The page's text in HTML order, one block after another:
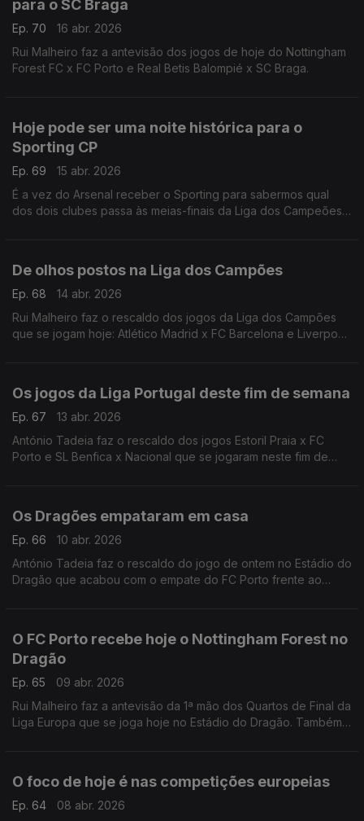
para o SC Braga
Ep. 70
16 abr. 2026
Rui Malheiro faz a antevisão dos jogos de hoje do Nottingham
Forest FC x FC Porto e Real Betis Balompié x SC Braga.
Hoje pode ser uma noite histórica para o
Sporting CP
Ep. 69
15 abr. 2026
É a vez do Arsenal receber o Sporting para sabermos qual
dos dois clubes passa às meias-finais da Liga dos Campeões.
De olhos postos na Liga dos Campões
Ep. 68
14 abr. 2026
Rui Malheiro faz o rescaldo dos jogos da Liga dos Campões
que se jogam hoje: Atlético Madrid x FC Barcelona e Liverpool
Os jogos da Liga Portugal deste fim de semana
Ep. 67
13 abr. 2026
António Tadeia faz o rescaldo dos jogos Estoril Praia x FC
Porto e SL Benfica x Nacional que se jogaram neste fim de
Os Dragões empataram em casa
Ep. 66
10 abr. 2026
António Tadeia faz o rescaldo do jogo de ontem no Estádio do
Dragão que acabou com o empate do FC Porto frente ao
O FC Porto recebe hoje o Nottingham Forest no
Dragão
Ep. 65
09 abr. 2026
Rui Malheiro faz a antevisão da 1ª mão dos Quartos de Final da
Liga Europa que se joga hoje no Estádio do Dragão. Também
O foco de hoje é nas competições europeias
Ep. 64
08 abr. 2026